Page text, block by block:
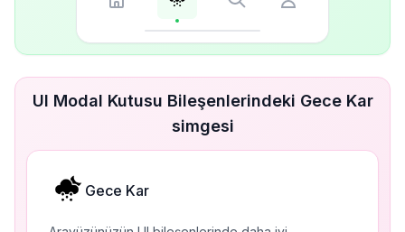
UI Modal Kutusu Bileşenlerindeki Gece Kar
simgesi
Gece Kar